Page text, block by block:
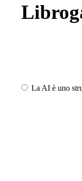
La AI è uno